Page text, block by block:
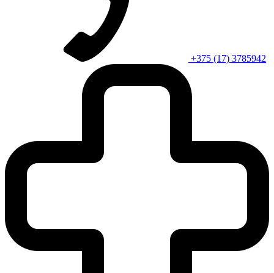
+375 (17) 3785942